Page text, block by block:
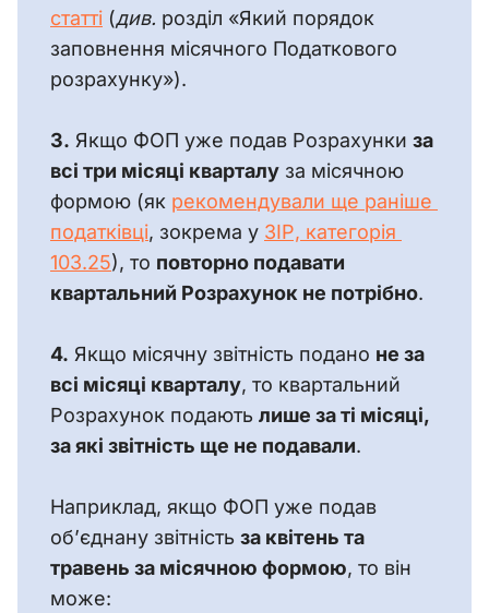
статті (див. розділ «Який порядок
заповнення місячного Податкового
розрахунку»).
3. Якщо ФОП уже подав Розрахунки за
всі три місяці кварталу за місячною
формою (як рекомендували ще раніше
податківці, зокрема у ЗІР, категорія
103.25), то повторно подавати
квартальний Розрахунок не потрібно.
4. Якщо місячну звітність подано не за
всі місяці кварталу, то квартальний
Розрахунок подають лише за ті місяці,
за які звітність ще не подавали.
Наприклад, якщо ФОП уже подав
об’єднану звітність за квітень та
травень за місячною формою, то він
може: